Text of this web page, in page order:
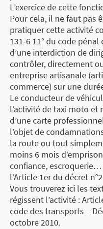
L’exercice de cette
Pour cela, il ne faut pas
pratiquer cette activité
131-6 11° du code pénal
d’une interdiction de
contrôler, directement
entreprise artisanale
commerce) sur une
Le conducteur de
l’activité de taxi moto et
d’une carte
l’objet de
la route ou tout
moins 6 mois
confiance,
l’Article 1er du décret
Vous trouverez ici les
régissent l’activité :
code des transports –
octobre 2010.